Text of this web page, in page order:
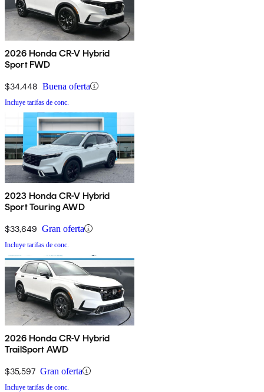
2026 Honda CR-V Hybrid
Sport FWD
$34,448 Buena oferta
Incluye tarifas de conc.
2023 Honda CR-V Hybrid
Sport Touring AWD
$33,649 Gran oferta
Incluye tarifas de conc.
2026 Honda CR-V Hybrid
TrailSport AWD
$35,597 Gran oferta
Incluye tarifas de conc.